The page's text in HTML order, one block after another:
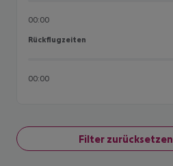
00:00
Rückflugzeiten
Rückflugzeiten
00:00
Filter zurücksetzen